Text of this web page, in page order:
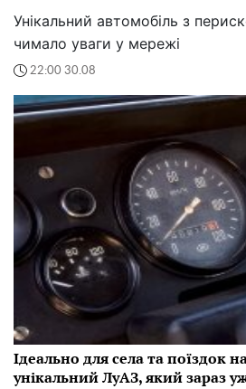
Унікальний автомобіль з
чимало уваги у мережі
22:00 30.08
Ідеально для села та поїздок
унікальний ЛуАЗ, який зараз